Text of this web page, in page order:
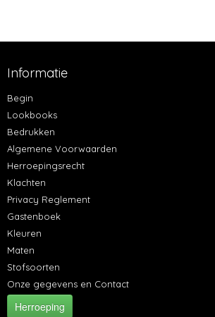
Informatie
Begin
Lookbooks
Bedrukken
Algemene Voorwaarden
Herroepingsrecht
Klachten
Privacy Reglement
Gastenboek
Kleuren
Maten
Stofsoorten
Onze gegevens en Contact
Herroeping